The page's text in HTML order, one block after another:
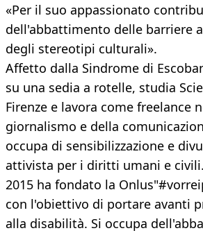
«Per il suo appassionato
dell'abbattimento delle barriere
degli stereotipi culturali».
Affetto dalla Sindrome di
su una sedia a rotelle, studia
Firenze e lavora come freelance
giornalismo e della
occupa di sensibilizzazione e
attivista per i diritti umani e
2015 ha fondato la
con l'obiettivo di portare avanti
alla disabilità. Si occupa